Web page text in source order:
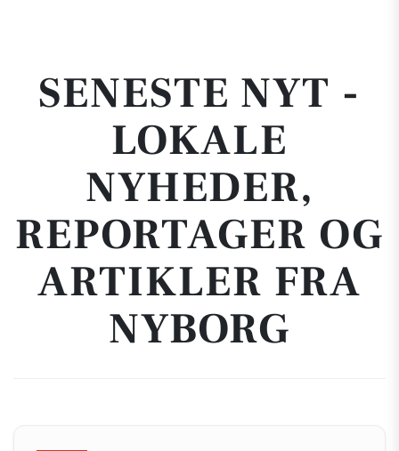
SENESTE NYT -
LOKALE
NYHEDER,
REPORTAGER OG
ARTIKLER FRA
NYBORG